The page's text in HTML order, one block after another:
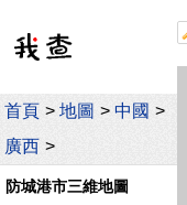
首頁 > 地圖 > 中國 >
廣西 >
防城港市三維地圖